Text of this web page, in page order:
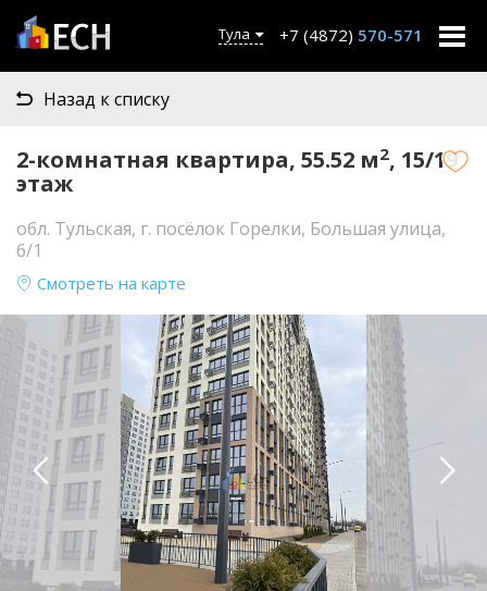
Тула +7 (4872) 570-571
Назад к списку
2-комнатная квартира, 55.52 м2, 15/19
этаж
обл. Тульская, г. посёлок Горелки, Большая улица,
6/1
Смотреть на карте